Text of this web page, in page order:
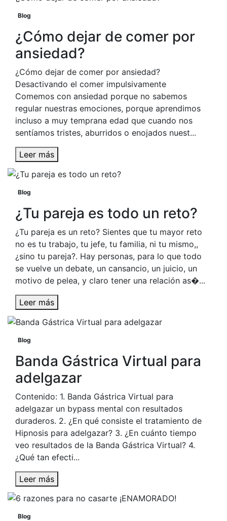
Blog
¿Cómo dejar de comer por
ansiedad?
¿Cómo dejar de comer por ansiedad?
Desactivando el comer impulsivamente
Comemos con ansiedad porque no sabemos
regular nuestras emociones, porque aprendimos
incluso a muy temprana edad que cuando nos
sentíamos tristes, aburridos o enojados nuest...
Leer más
Blog
¿Tu pareja es todo un reto?
¿Tu pareja es un reto? Sientes que tu mayor reto
no es tu trabajo, tu jefe, tu familia, ni tu mismo,,
¿sino tu pareja?. Hay personas, para lo que todo
se vuelve un debate, un cansancio, un juicio, un
motivo de pelea, y claro tener una relación as�...
Leer más
Blog
Banda Gástrica Virtual para
adelgazar
Contenido: 1. Banda Gástrica Virtual para
adelgazar un bypass mental con resultados
duraderos. 2. ¿En qué consiste el tratamiento de
Hipnosis para adelgazar? 3. ¿En cuánto tiempo
veo resultados de la Banda Gástrica Virtual? 4.
¿Qué tan efecti...
Leer más
Blog